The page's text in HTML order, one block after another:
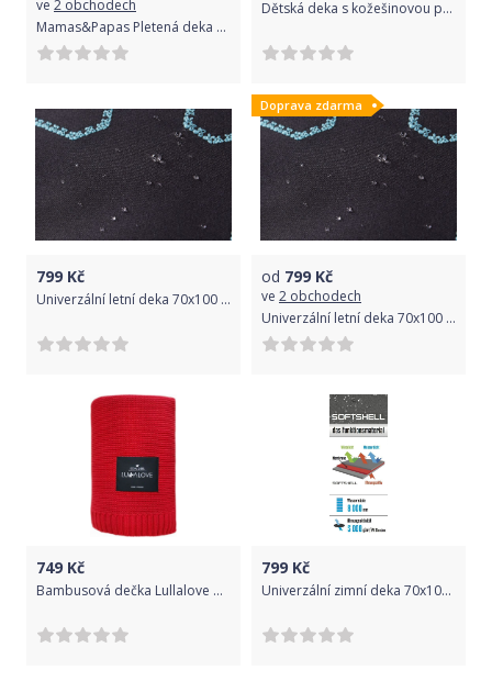
ve 2 obchodech
Mamas&Papas Pletená deka Stripe Starry Skies
Dětská deka s kožešinovou podšívkou 100x80 cm Eko Black 2021
799 Kč
Univerzální letní deka 70x100 cm ByBoom Softshell Thermo Aktiv Černá/Černá 2020
Doprava zdarma
od 799 Kč
ve 2 obchodech
Univerzální letní deka 70x100 cm ByBoom Softshell Thermo Aktiv Černá/Béžová 2020
749 Kč
Bambusová dečka Lullalove Červená 2021
799 Kč
Univerzální zimní deka 70x100 cm ByBoom Softshell Thermo Aktiv Černá/Béžová 2020